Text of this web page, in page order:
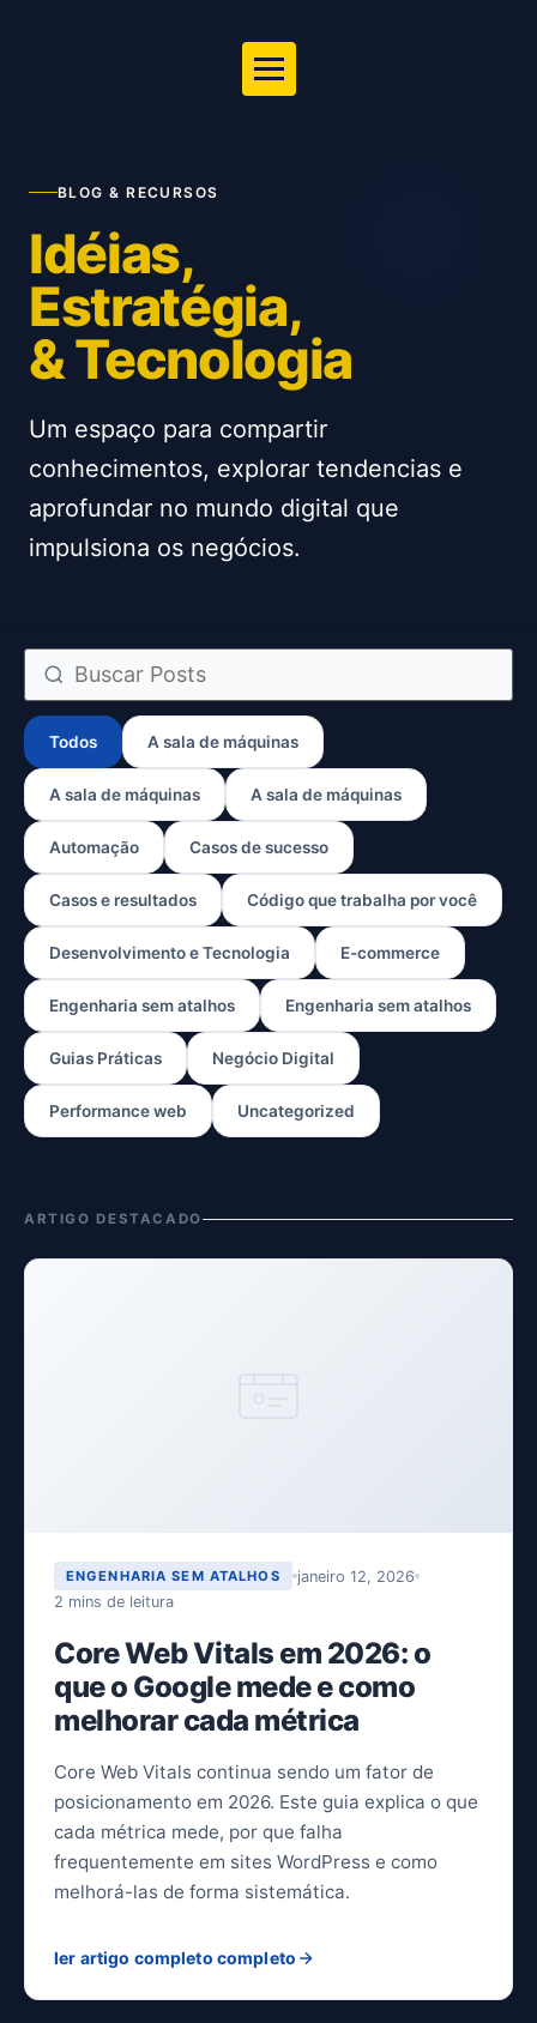
BLOG & RECURSOS
Idéias,
Estratégia,
& Tecnologia
Um espaço para compartir
conhecimentos, explorar tendencias e
aprofundar no mundo digital que
impulsiona os negócios.
Todos A sala de máquinas
A sala de máquinas A sala de máquinas
Automação Casos de sucesso
Casos e resultados Código que trabalha por você
Desenvolvimento e Tecnologia E-commerce
Engenharia sem atalhos Engenharia sem atalhos
Guias Práticas Negócio Digital
Performance web Uncategorized
ARTIGO DESTACADO
ENGENHARIA SEM ATALHOS
janeiro 12, 2026
2 mins de leitura
Core Web Vitals em 2026: o
que o Google mede e como
melhorar cada métrica
Core Web Vitals continua sendo um fator de
posicionamento em 2026. Este guia explica o que
cada métrica mede, por que falha
frequentemente em sites WordPress e como
melhorá-las de forma sistemática.
ler artigo completo completo